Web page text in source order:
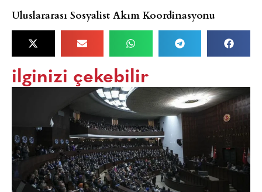
Uluslararası Sosyalist Akım Koordinasyonu
ilginizi çekebilir